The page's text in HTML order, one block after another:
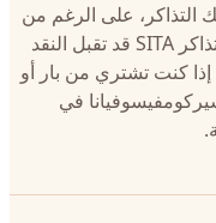
التذاكر، على الرغم من
أن متاجر التبغ الأصغر وأكشاك الصحف لتذاكر SITA قد تقبل النقد
صغيرة إذا كنت تشتري من بار أو
في